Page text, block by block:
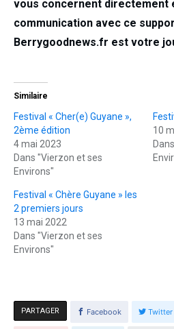
vous concernent
communication avec ce
Berrygoodnews.fr est votre
Similaire
Festival « Cher(e) Guyane »,
2ème édition
4 mai 2023
Dans "Vierzon et ses
Environs"
10
Festival « Chère Guyane » les
2 premiers jours
13 mai 2022
Dans "Vierzon et ses
Environs"
PARTAGER Facebook Twitter